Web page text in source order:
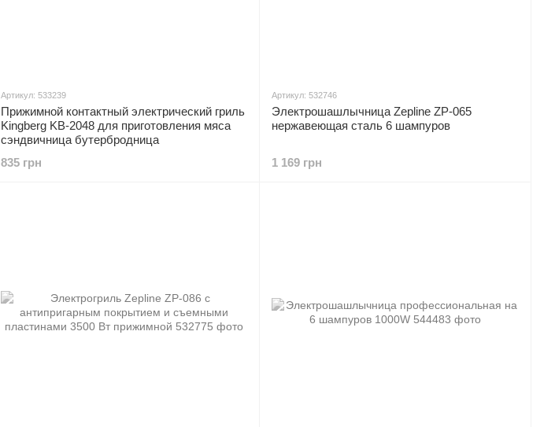
Артикул: 533239
Прижимной контактный электрический гриль
Kingberg KB-2048 для приготовления мяса
сэндвичница бутербродница
835 грн
Артикул: 532746
Электрошашлычница Zepline ZP-065
нержавеющая сталь 6 шампуров
1 169 грн